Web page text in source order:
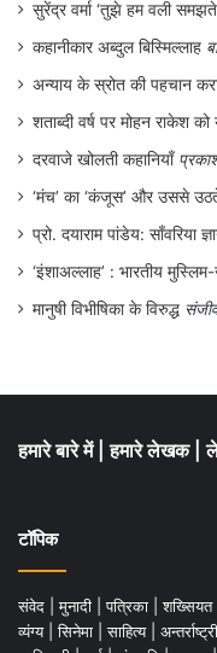
सुरेंद्र वर्मा ‘तुझे हम वली
कहानीकार अब्दुल बिस्मिल्लाह
अन्याय के स्रोत की पहचान
शताब्दी वर्ष पर मोहन राकेश को
दरवाजे खोलती कहानियाँ
‘मंच’ का ‘कंजूस’ और उससे
प्रो. दयाराम पांडेय:
‘इंशाअल्लाह’ : भारतीय
मानुषी विभीषिका के विरुद्ध
हमारे बारे में हमारे लेखक
टॉपिक
संवेद मुनादी पत्रिका शख्सियत
व्यंग्य
सिनेमा साहित्य